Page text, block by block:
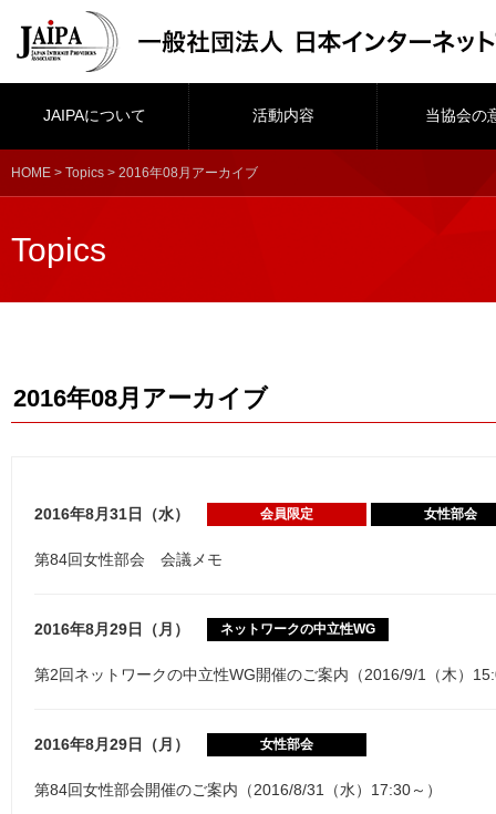
JAIPAについて 活動内容 当協会の
HOME > Topics > 2016年08月アーカイブ
Topics
2016年08月アーカイブ
2016年8月31日（水） 会員限定 女性部会
第84回女性部会 会議メモ
2016年8月29日（月） ネットワークの中立性WG
第2回ネットワークの中立性WG開催のご案内（2016/9/1（木）
2016年8月29日（月） 女性部会
第84回女性部会開催のご案内（2016/8/31（水）17:30～）